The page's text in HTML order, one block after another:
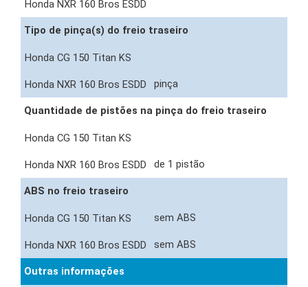
Tipo de pinça(s) do freio traseiro
pinça
Quantidade de pistões na pinça do freio traseiro
de 1 pistão
ABS no freio traseiro
sem ABS
sem ABS
Outras informações